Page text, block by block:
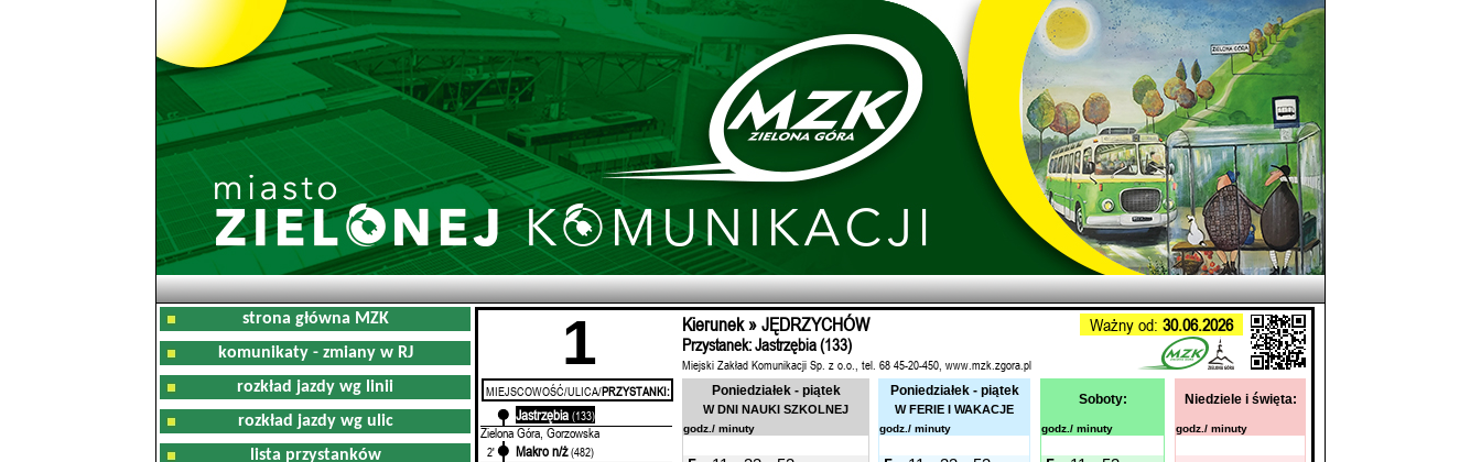
strona główna MZK
komunikaty - zmiany w RJ
rozkład jazdy wg linii
rozkład jazdy wg ulic
lista przystanków
1 Kierunek » JĘDRZYCHÓW Ważny od: 30.06.2026
Przystanek: Jastrzębia (133)
Miejski Zakład Komunikacji Sp. z o.o., tel. 68 45-20-450, www.mzk.zgora.pl
MIEJSCOWOŚĆ/ULICA/PRZYSTANKI:
Jastrzębia (133)
Zielona Góra, Gorzowska
2' Makro n/ż (482)
Poniedziałek - piątek
W DNI NAUKI SZKOLNEJ
Poniedziałek - piątek
W FERIE I WAKACJE
Soboty: Niedziele i święta:
godz./ minuty godz./ minuty godz./ minuty godz./ minuty